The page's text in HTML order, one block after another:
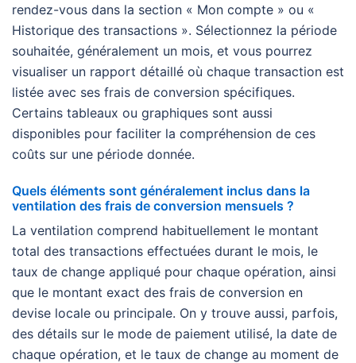
rendez-vous dans la section « Mon compte » ou «
Historique des transactions ». Sélectionnez la période
souhaitée, généralement un mois, et vous pourrez
visualiser un rapport détaillé où chaque transaction est
listée avec ses frais de conversion spécifiques.
Certains tableaux ou graphiques sont aussi
disponibles pour faciliter la compréhension de ces
coûts sur une période donnée.
Quels éléments sont généralement inclus dans la
ventilation des frais de conversion mensuels ?
La ventilation comprend habituellement le montant
total des transactions effectuées durant le mois, le
taux de change appliqué pour chaque opération, ainsi
que le montant exact des frais de conversion en
devise locale ou principale. On y trouve aussi, parfois,
des détails sur le mode de paiement utilisé, la date de
chaque opération, et le taux de change au moment de